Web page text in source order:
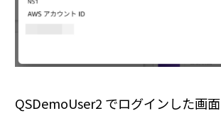
QSDemoUser2 でログインした画面